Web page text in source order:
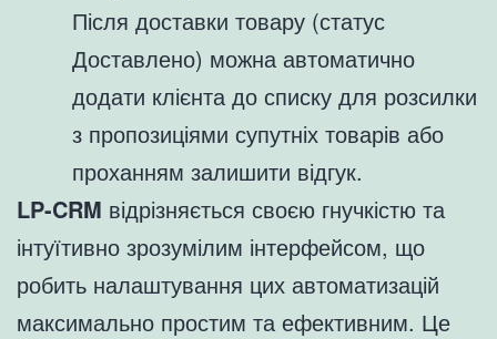
Після доставки товару (статус
Доставлено) можна автоматично
додати клієнта до списку для розсилки
з пропозиціями супутніх товарів або
проханням залишити відгук.
LP-CRM відрізняється своєю гнучкістю та
інтуїтивно зрозумілим інтерфейсом, що
робить налаштування цих автоматизацій
максимально простим та ефективним. Це